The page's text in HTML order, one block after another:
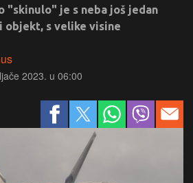
"skinulo" je s neba još jedan
objekt, s velike visine
2023. u 06:00